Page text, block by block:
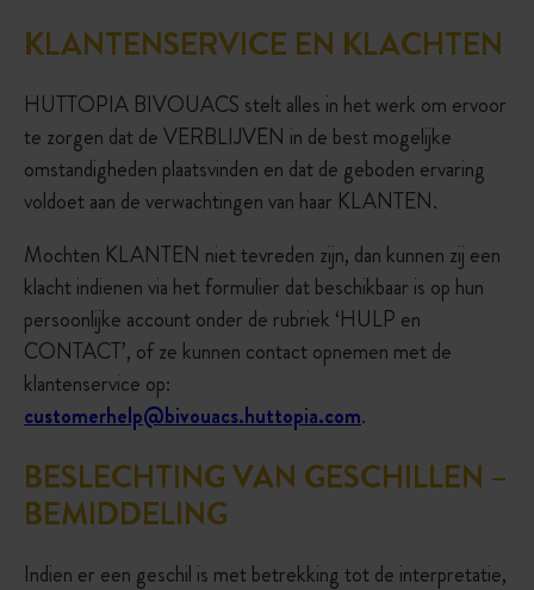
KLANTENSERVICE EN KLACHTEN
HUTTOPIA BIVOUACS stelt alles in het werk om ervoor
te zorgen dat de VERBLIJVEN in de best mogelijke
omstandigheden plaatsvinden en dat de geboden ervaring
voldoet aan de verwachtingen van haar KLANTEN.
Mochten KLANTEN niet tevreden zijn, dan kunnen zij een
klacht indienen via het formulier dat beschikbaar is op hun
persoonlijke account onder de rubriek ‘HULP en
CONTACT’, of ze kunnen contact opnemen met de
klantenservice op:
customerhelp@bivouacs.huttopia.com.
BESLECHTING VAN GESCHILLEN –
BEMIDDELING
Indien er een geschil is met betrekking tot de interpretatie,